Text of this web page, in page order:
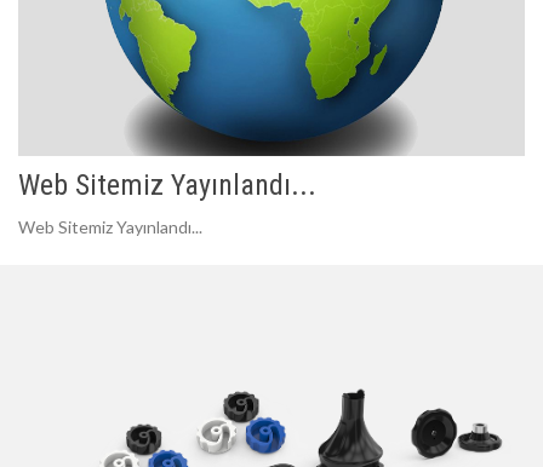
Web Sitemiz Yayınlandı...
Web Sitemiz Yayınlandı...